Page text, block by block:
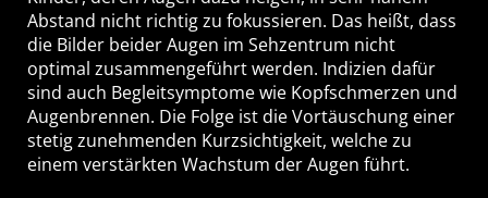
Abstand nicht richtig zu fokussieren. Das heißt, dass
die Bilder beider Augen im Sehzentrum nicht
optimal zusammengeführt werden. Indizien dafür
sind auch Begleitsymptome wie Kopfschmerzen und
Augenbrennen. Die Folge ist die Vortäuschung einer
stetig zunehmenden Kurzsichtigkeit, welche zu
einem verstärkten Wachstum der Augen führt.